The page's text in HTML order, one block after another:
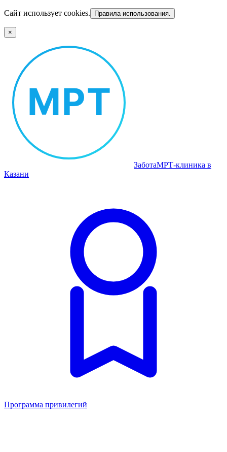
Сайт использует cookies. Правила использования.
×
ЗаботаМРТ‑клиника в
Казани
Программа привилегий